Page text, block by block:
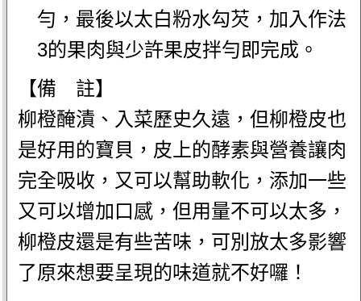
勻，最後以太白粉水勾芡，加入作法
3的果肉與少許果皮拌勻即完成。
【備 註】
柳橙醃漬、入菜歷史久遠，但柳橙皮也
是好用的寶貝，皮上的酵素與營養讓肉
完全吸收，又可以幫助軟化，添加一些
又可以增加口感，但用量不可以太多，
柳橙皮還是有些苦味，可別放太多影響
了原來想要呈現的味道就不好囉！